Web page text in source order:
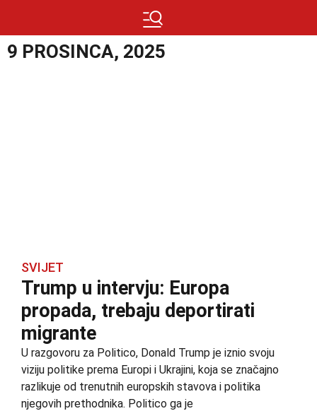
9 PROSINCA, 2025
SVIJET
Trump u intervju: Europa
propada, trebaju deportirati
migrante
U razgovoru za Politico, Donald Trump je iznio svoju
viziju politike prema Europi i Ukrajini, koja se značajno
razlikuje od trenutnih europskih stavova i politika
njegovih prethodnika. Politico ga je